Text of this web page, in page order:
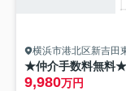
横浜市港北区新吉田
★仲介手数料無料★
9,980万円